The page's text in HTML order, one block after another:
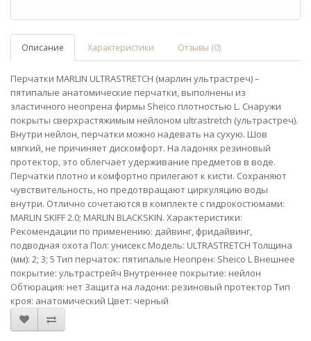
Описание Характеристики Отзывы (0)
Перчатки MARLIN ULTRASTRETCH (марлин ультрастреч) –
пятипалые анатомические перчатки, выполнены из
эластичного неопрена фирмы Sheico плотностью L. Снаружи
покрыты сверхрастяжимым нейлоном ultrastretch (ультрастреч).
Внутри нейлон, перчатки можно надевать на сухую. Шов
мягкий, не причиняет дискомфорт. На ладонях резиновый
протектор, это облегчает удерживание предметов в воде.
Перчатки плотно и комфортно прилегают к кисти. Сохраняют
чувствительность, но предотвращают циркуляцию воды
внутри. Отлично сочетаются в комплекте с гидрокостюмами:
MARLIN SKIFF 2.0; MARLIN BLACKSKIN. Характеристики:
Рекомендации по применению: дайвинг, фридайвинг,
подводная охота Пол: унисекс Модель: ULTRASTRETCH Толщина
(мм): 2; 3; 5 Тип перчаток: пятипалые Неопрен: Sheico L Внешнее
покрытие: ультрастрейч Внутреннее покрытие: нейлон
Обтюрация: нет Защита на ладони: резиновый протектор Тип
кроя: анатомический Цвет: черный